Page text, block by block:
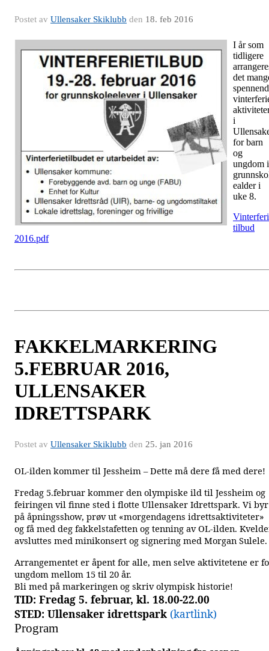
Postet av Ullensaker Skiklubb den 18. feb 2016
I år som
tidligere
det
i
for barn
og
ungdom i
ealder i
uke 8.
tilbud
2016.pdf
FAKKELMARKERING
5.FEBRUAR 2016,
ULLENSAKER
IDRETTSPARK
Postet av Ullensaker Skiklubb den 25. jan 2016
OL-ilden kommer til Jessheim – Dette må dere få med dere!
Fredag 5.februar kommer den olympiske ild til Jessheim og
feiringen vil finne sted i flotte Ullensaker Idrettspark. Vi byr
på åpningsshow, prøv ut «morgendagens idrettsaktiviteter»
og få med deg fakkelstafetten og tenning av OL-ilden.
avsluttes med minikonsert og signering med Morgan Sulele.
Arrangementet er åpent for alle, men selve aktivitetene er
ungdom mellom 15 til 20 år.
Bli med på markeringen og skriv olympisk historie!
TID: Fredag 5. februar, kl. 18.00-22.00
STED: Ullensaker idrettspark (kartlink)
Program